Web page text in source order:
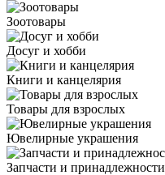
Зоотовары
Досуг и хобби
Книги и канцелярия
Товары для взрослых
Ювелирные украшения
Запчасти и принадлежности